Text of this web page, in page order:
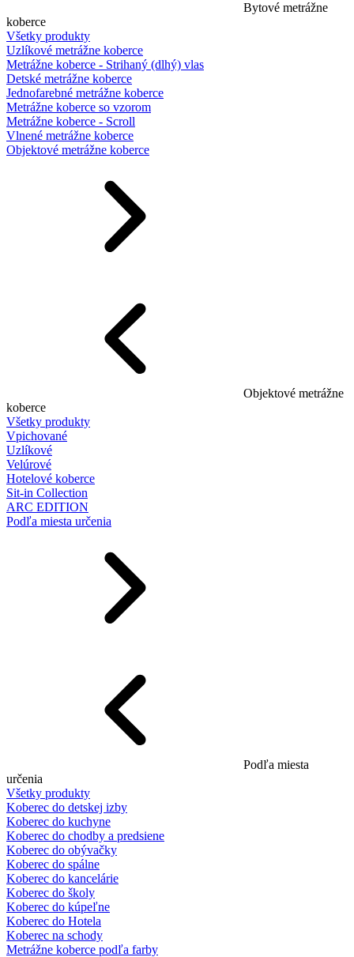
Bytové metrážne
koberce
Všetky produkty
Uzlíkové metrážne koberce
Metrážne koberce - Strihaný (dlhý) vlas
Detské metrážne koberce
Jednofarebné metrážne koberce
Metrážne koberce so vzorom
Metrážne koberce - Scroll
Vlnené metrážne koberce
Objektové metrážne koberce
Objektové metrážne
koberce
Všetky produkty
Vpichované
Uzlíkové
Velúrové
Hotelové koberce
Sit-in Collection
ARC EDITION
Podľa miesta určenia
Podľa miesta
určenia
Všetky produkty
Koberec do detskej izby
Koberec do kuchyne
Koberec do chodby a predsiene
Koberec do obývačky
Koberec do spálne
Koberec do kancelárie
Koberec do školy
Koberec do kúpeľne
Koberec do Hotela
Koberec na schody
Metrážne koberce podľa farby